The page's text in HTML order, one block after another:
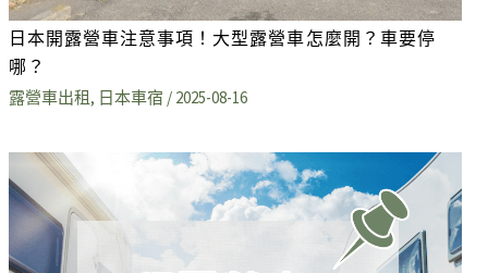
日本開露營車注意事項！大型露營車怎麼開？車要停
哪？
露營車出租, 日本車宿 / 2025-08-16